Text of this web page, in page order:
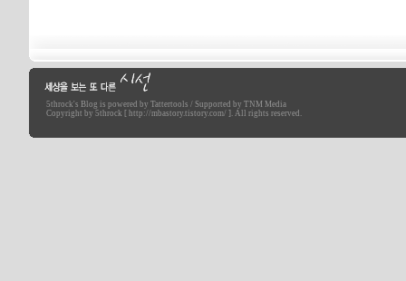
세상을 보는 또 다른 시선
5throck's Blog is powered by Tattertools / Supported by TNM Media
Copyright by 5throck [ http://mbastory.tistory.com/ ]. All rights reserved.